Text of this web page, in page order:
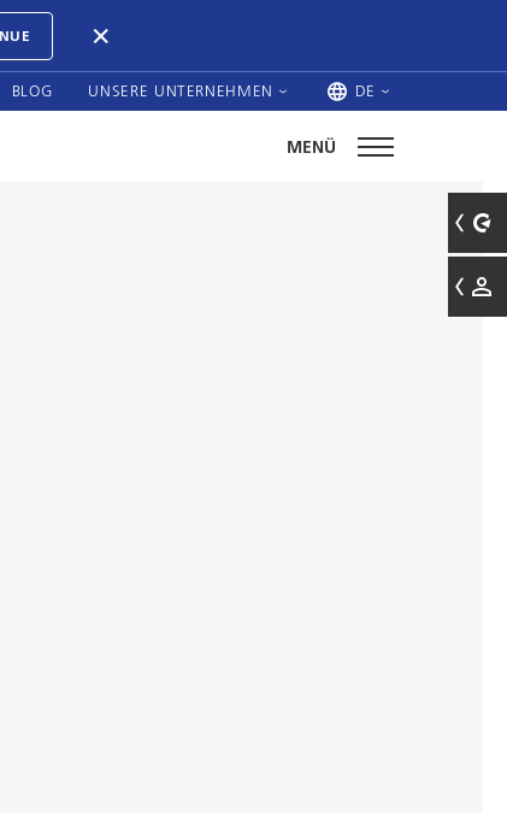
BLOG UNSERE UNTERNEHMEN DE
MENÜ